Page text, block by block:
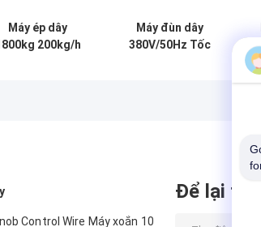
Máy ép dây
200kg/h
Máy đùn dây
380V/50Hz Tốc
Control Wire Máy xoắn 10
Để lại tin